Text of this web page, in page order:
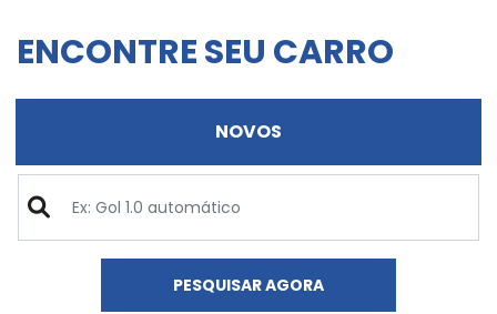
ENCONTRE SEU CARRO
NOVOS
PESQUISAR AGORA